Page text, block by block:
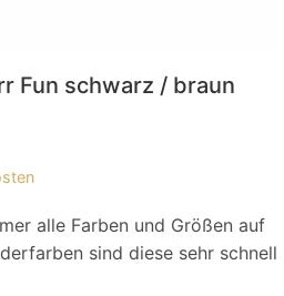
Fun schwarz / braun
alle Farben und Größen auf
sind diese sehr schnell